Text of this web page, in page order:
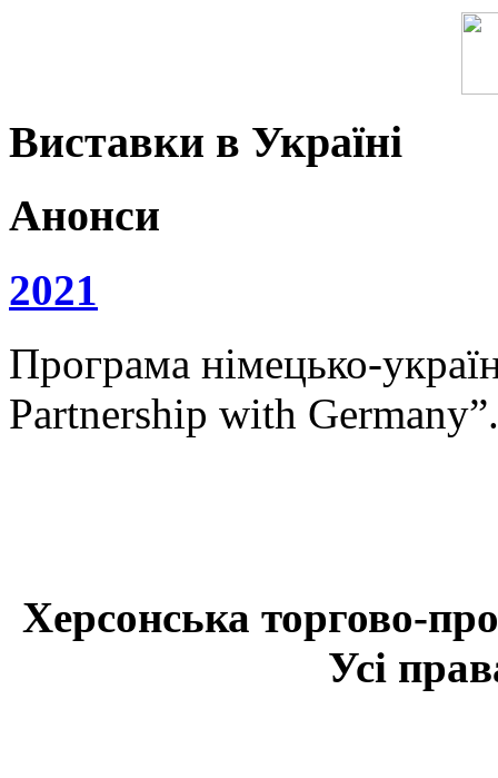
Виставки в Україні
Анонси
2021
Програма німецько-
Partnership with
Херсонська торгово-
Усі